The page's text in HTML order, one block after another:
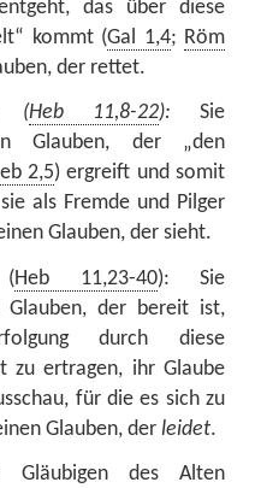
das über diese
kommt (Gal 1,4; Röm
der rettet.
(Heb 11,8-22): Sie
Glauben, der „den
2,5) ergreift und somit
als Fremde und Pilger
Glauben, der sieht.
Heb 11,23-40): Sie
Glauben, der bereit ist,
durch diese
zu ertragen, ihr Glaube
für die es sich zu
Glauben, der leidet.
Gläubigen des Alten